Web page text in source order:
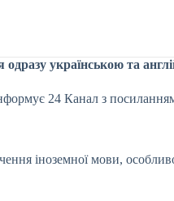
одразу українською та
24 Канал з
іноземної мови,